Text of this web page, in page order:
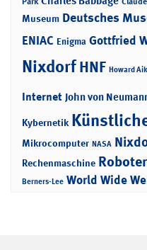
Museum Deutsches
ENIAC Enigma Gottfried
NixdorfHNF Howard
Internet John von
Kybernetik
Mikrocomputer NASA
Rechenmaschine Roboter
Berners-Lee World Wide